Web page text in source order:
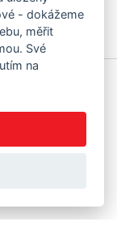
- dokážeme
měřit
Své
na